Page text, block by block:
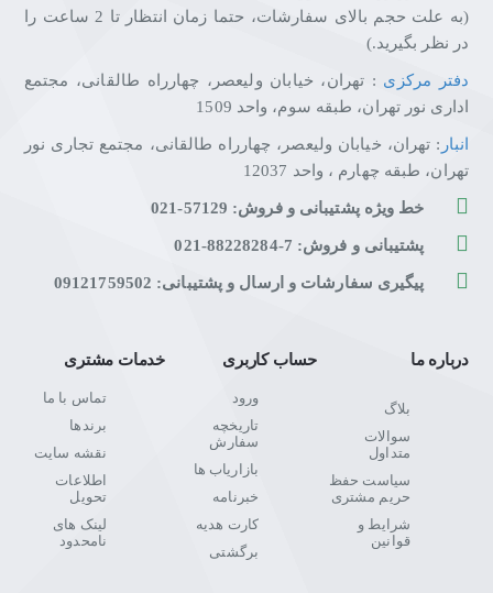
(به علت حجم بالای سفارشات، حتما زمان انتظار تا 2 ساعت را
در نظر بگیرید.)
دفتر مرکزی : تهران، خیابان ولیعصر، چهارراه طالقانی، مجتمع
اداری نور تهران، طبقه سوم، واحد 1509
انبار : تهران، خیابان ولیعصر، چهارراه طالقانی، مجتمع تجاری نور
تهران، طبقه چهارم ، واحد 12037
خط ویژه پشتیبانی و فروش: 57129-021
پشتیبانی و فروش: 7-88228284-021
پیگیری سفارشات و ارسال و پشتیبانی: 09121759502
درباره ما
بلاگ
سوالات
متداول
سیاست حفظ
حریم مشتری
شرایط و
قوانین
حساب کاربری
ورود
تاریخچه
سفارش
بازاریاب ها
خبرنامه
کارت هدیه
برگشتی
خدمات مشتری
تماس با ما
برندها
نقشه سایت
اطلاعات
تحویل
لینک های
نامحدود